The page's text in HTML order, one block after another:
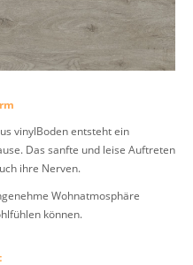
vinylBoden entsteht ein
Das sanfte und leise Auftreten
ihre Nerven.
Wohnatmosphäre
können.